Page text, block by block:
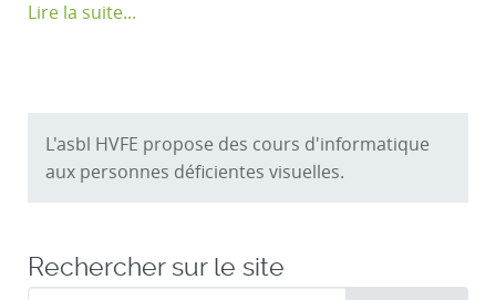
Lire la suite...
L'asbl HVFE propose des cours d'informatique
aux personnes déficientes visuelles.
Rechercher sur le site